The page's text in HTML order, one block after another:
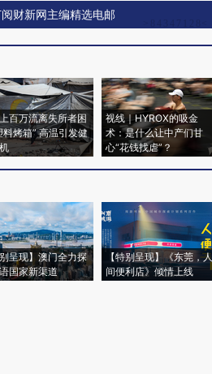
财新网主编精选电邮
百万流离失所者困
料烤箱” 高温引发健
视线｜HYROX的吸金
术：是什么让中产们甘
心“花钱找虐”？
呈现】澳门全力探
国家新渠道
【特别呈现】《东莞，人
间便利店》倾情上线